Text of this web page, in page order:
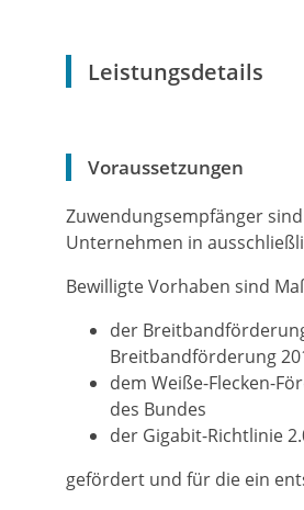
Leistungsdetails
Voraussetzungen
Zuwendungsempfänger
Unternehmen in
Bewilligte Vorhaben sind
der
Breitbandförderung
dem Weiße-Flecken-
des Bundes
der Gigabit-Richtlinie
gefördert und für die ein